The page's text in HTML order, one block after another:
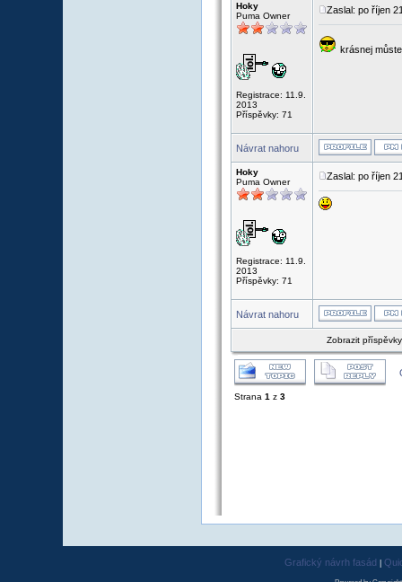
Hoky
Puma Owner
Registrace: 11.9.
2013
Příspěvky: 71
Zaslal: po říjen
krásnej
Návrat nahoru
Hoky
Puma Owner
Registrace: 11.9.
2013
Příspěvky: 71
Zaslal: po říjen
Návrat nahoru
Zobrazit
Strana 1 z 3
Grafický návrh fasád